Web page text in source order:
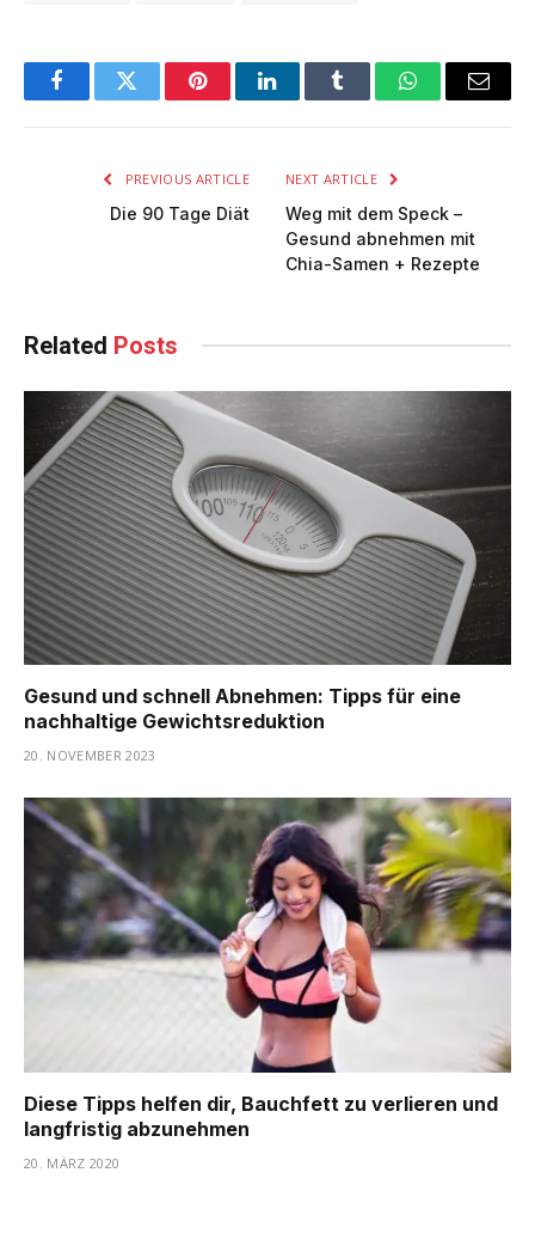
FacebookTwitter PinterestLinkedInTumblr WhatsAppEmail
PREVIOUS ARTICLE
Die 90 Tage Diät
NEXT ARTICLE
Weg mit dem Speck –
Gesund abnehmen mit
Chia-Samen + Rezepte
Related Posts
Gesund und schnell Abnehmen: Tipps für eine
nachhaltige Gewichtsreduktion
20. NOVEMBER 2023
Diese Tipps helfen dir, Bauchfett zu verlieren und
langfristig abzunehmen
20. MÄRZ 2020